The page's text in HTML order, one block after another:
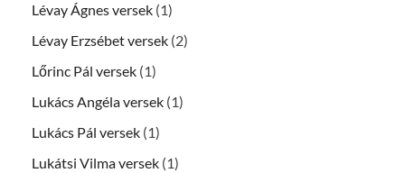
Lévay Ágnes versek (1)
Lévay Erzsébet versek (2)
Lőrinc Pál versek (1)
Lukács Angéla versek (1)
Lukács Pál versek (1)
Lukátsi Vilma versek (1)